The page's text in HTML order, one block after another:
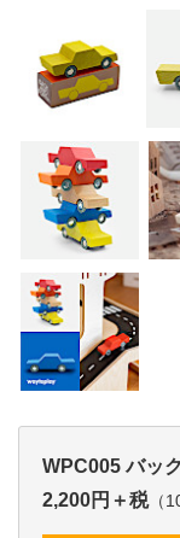
WPC005 バッ
2,200円＋税（